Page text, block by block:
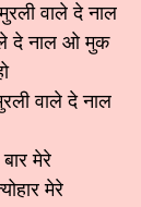
वाले दे नाल
दे नाल ओ मुक
वाले दे नाल
मेरे
मेरे